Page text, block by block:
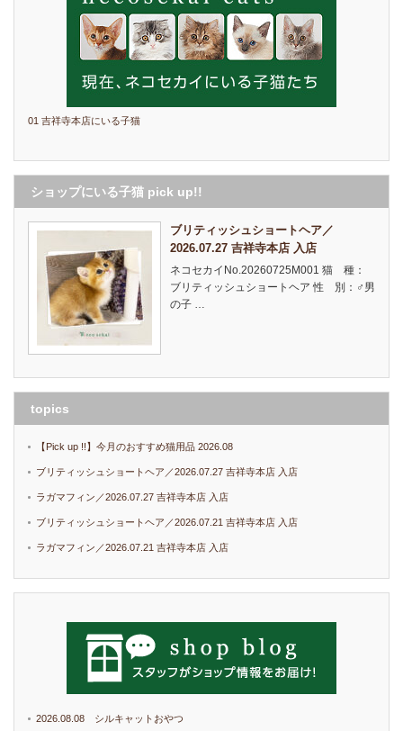
01 吉祥寺本店にいる子猫
ショップにいる子猫 pick up!!
ブリティッシュショートヘア／
2026.07.27 吉祥寺本店 入店
ネコセカイNo.20260725M001 猫 種：
ブリティッシュショートヘア 性 別：♂男
の子 …
topics
【Pick up !!】今月のおすすめ猫用品 2026.08
ブリティッシュショートヘア／2026.07.27 吉祥寺本店 入店
ラガマフィン／2026.07.27 吉祥寺本店 入店
ブリティッシュショートヘア／2026.07.21 吉祥寺本店 入店
ラガマフィン／2026.07.21 吉祥寺本店 入店
2026.08.08 シルキャットおやつ